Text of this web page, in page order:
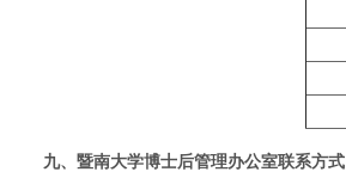
九、暨南大学博士后管理办公室联系方式